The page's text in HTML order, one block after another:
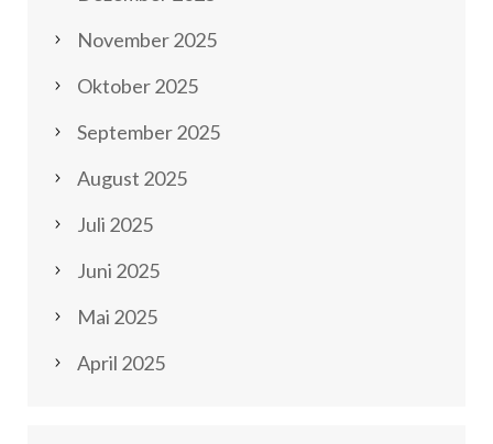
November 2025
Oktober 2025
September 2025
August 2025
Juli 2025
Juni 2025
Mai 2025
April 2025